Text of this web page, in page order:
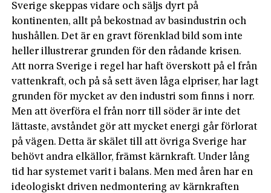
Sverige skeppas vidare och säljs dyrt på
kontinenten, allt på bekostnad av basindustrin och
hushållen. Det är en gravt förenklad bild som inte
heller illustrerar grunden för den rådande krisen.
Att norra Sverige i regel har haft överskott på el från
vattenkraft, och på så sett även låga elpriser, har lagt
grunden för mycket av den industri som finns i norr.
Men att överföra el från norr till söder är inte det
lättaste, avståndet gör att mycket energi går förlorat
på vägen. Detta är skälet till att övriga Sverige har
behövt andra elkällor, främst kärnkraft. Under lång
tid har systemet varit i balans. Men med åren har en
ideologiskt driven nedmontering av kärnkraften